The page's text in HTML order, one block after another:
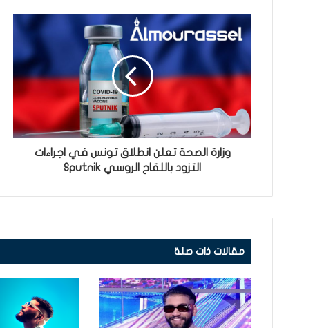
وزارة الصحة تعلن انطلاق تونس في اجراءات
التزود باللقاح الروسي Sputnik
مقالات ذات صلة